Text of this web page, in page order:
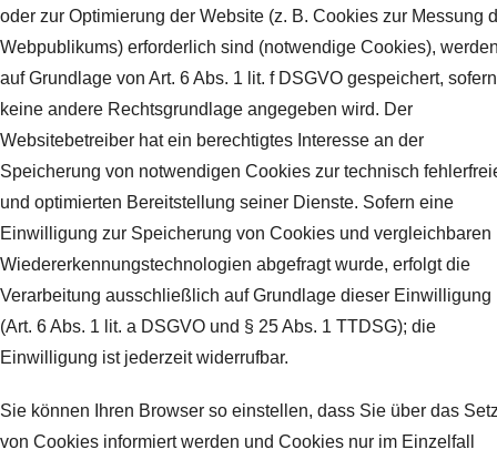
oder zur Optimierung der Website (z. B. Cookies zur Messung
Webpublikums) erforderlich sind (notwendige Cookies),
auf Grundlage von Art. 6 Abs. 1 lit. f DSGVO gespeichert, sofern
keine andere Rechtsgrundlage angegeben wird. Der
Websitebetreiber hat ein berechtigtes Interesse an der
Speicherung von notwendigen Cookies zur technisch
und optimierten Bereitstellung seiner Dienste. Sofern eine
Einwilligung zur Speicherung von Cookies und vergleichbaren
Wiedererkennungstechnologien abgefragt wurde, erfolgt die
Verarbeitung ausschließlich auf Grundlage dieser Einwilligung
(Art. 6 Abs. 1 lit. a DSGVO und § 25 Abs. 1 TTDSG); die
Einwilligung ist jederzeit widerrufbar.
Sie können Ihren Browser so einstellen, dass Sie über das
von Cookies informiert werden und Cookies nur im Einzelfall